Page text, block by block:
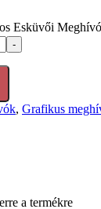
Esküvői
-
, Grafikus
a termékre